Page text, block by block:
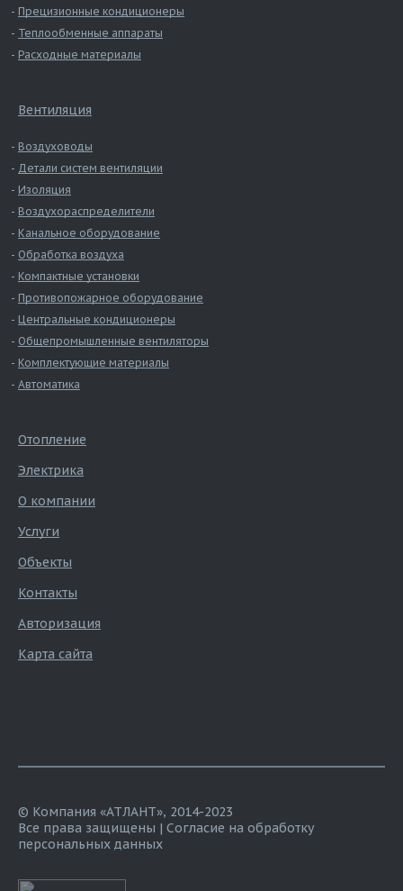
Прецизионные кондиционеры
Теплообменные аппараты
Расходные материалы
Вентиляция
Воздуховоды
Детали систем вентиляции
Изоляция
Воздухораспределители
Канальное оборудование
Обработка воздуха
Компактные установки
Противопожарное оборудование
Центральные кондиционеры
Общепромышленные вентиляторы
Комплектующие материалы
Автоматика
Отопление
Электрика
О компании
Услуги
Объекты
Контакты
Авторизация
Карта сайта
© Компания «АТЛАНТ», 2014-2023
Все права защищены | Согласие на обработку
персональных данных